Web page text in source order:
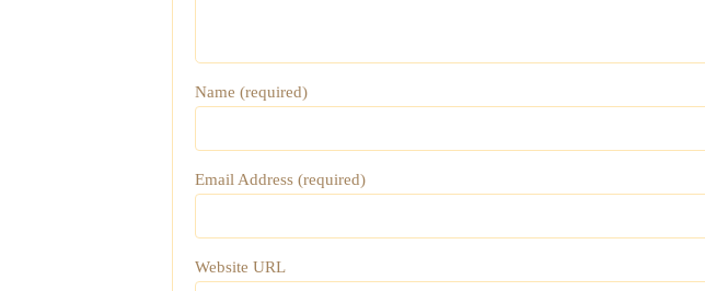
Name (required)
Email Address (required)
Website URL